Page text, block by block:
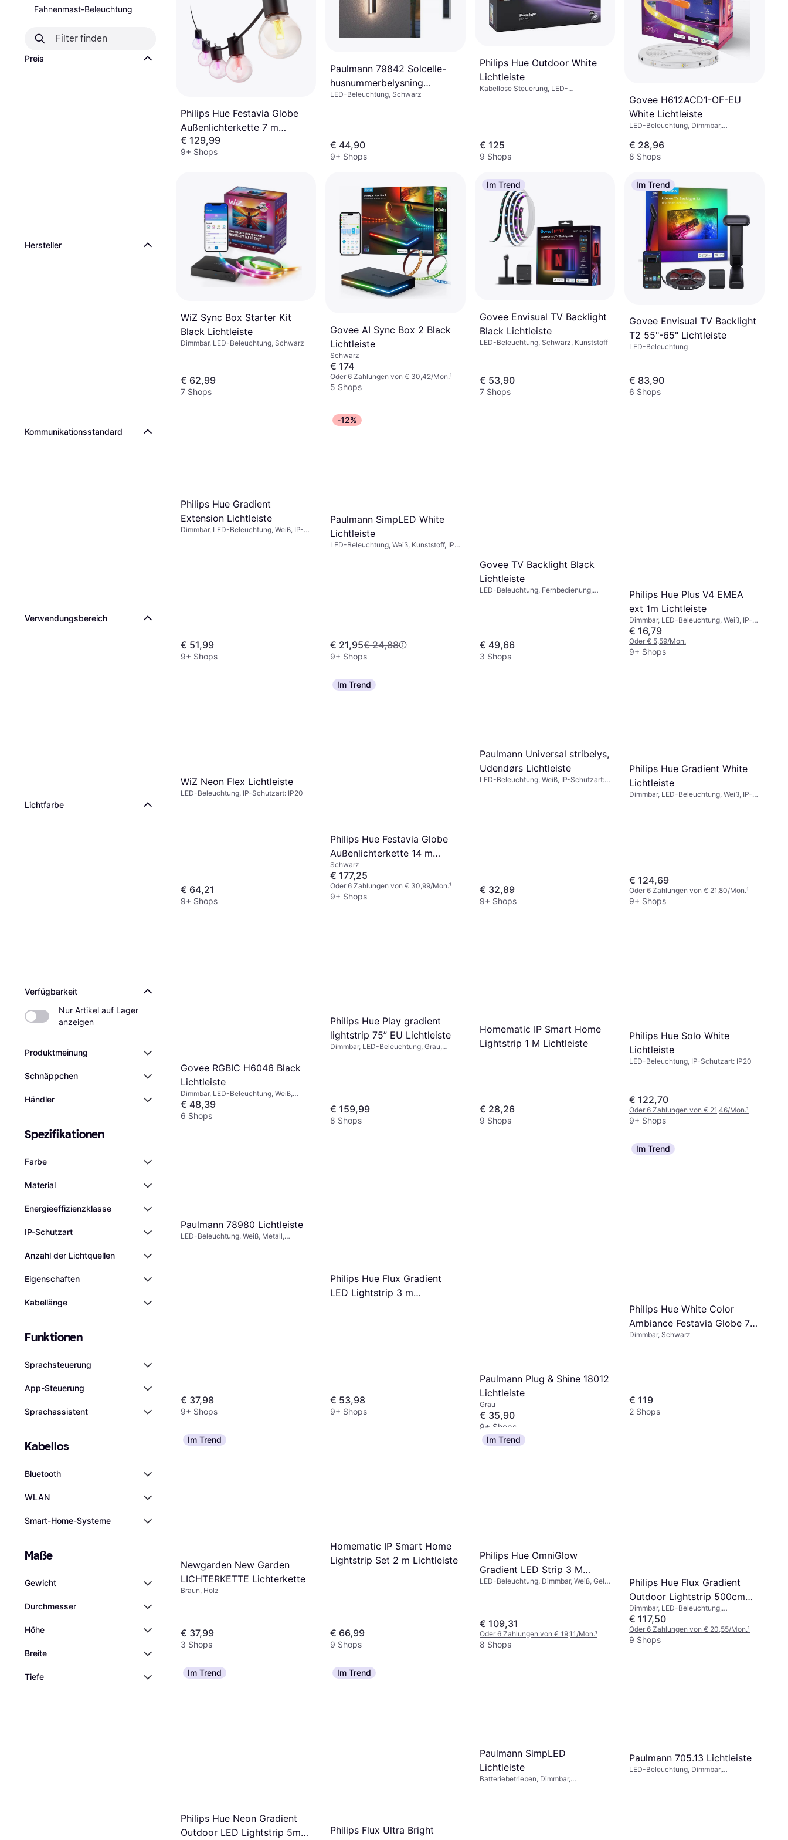
Fahnenmast-Beleuchtung
Preis
Hersteller
Kommunikationsstandard
Verwendungsbereich
Lichtfarbe
Verfügbarkeit
Nur Artikel auf Lager
anzeigen
Produktmeinung
Schnäppchen
Händler
Spezifikationen
Farbe
Material
Energieeffizienzklasse
IP-Schutzart
Anzahl der Lichtquellen
Eigenschaften
Kabellänge
Funktionen
Sprachsteuerung
App-Steuerung
Sprachassistent
Kabellos
Bluetooth
WLAN
Smart-Home-Systeme
Maße
Gewicht
Durchmesser
Höhe
Breite
Tiefe
Philips Hue Festavia Globe
Außenlichterkette 7 m
Lichterkette
€ 129,99
9+ Shops
Paulmann 79842 Solcelle-
husnummerbelysning
Lichtleiste
LED-Beleuchtung, Schwarz
€ 44,90
9+ Shops
Philips Hue Outdoor White
Lichtleiste
Kabellose Steuerung, LED-
€ 125
9 Shops
Govee H612ACD1-OF-EU
White Lichtleiste
LED-Beleuchtung, Dimmbar,
€ 28,96
8 Shops
WiZ Sync Box Starter Kit
Black Lichtleiste
Dimmbar, LED-Beleuchtung, Schwarz
€ 62,99
7 Shops
Govee AI Sync Box 2 Black
Lichtleiste
Schwarz
€ 174
Oder 6 Zahlungen von € 30,42/Mon.¹
5 Shops
Im Trend
Govee Envisual TV Backlight
Black Lichtleiste
LED-Beleuchtung, Schwarz, Kunststoff
€ 53,90
7 Shops
Im Trend
Govee Envisual TV Backlight
T2 55"-65" Lichtleiste
LED-Beleuchtung
€ 83,90
6 Shops
Philips Hue Gradient
Extension Lichtleiste
Dimmbar, LED-Beleuchtung, Weiß, IP-
€ 51,99
9+ Shops
-12%
Paulmann SimpLED White
Lichtleiste
LED-Beleuchtung, Weiß, Kunststoff, IP-
€ 21,95€ 24,88
9+ Shops
Govee TV Backlight Black
Lichtleiste
LED-Beleuchtung, Fernbedienung,
€ 49,66
3 Shops
Philips Hue Plus V4 EMEA
ext 1m Lichtleiste
Dimmbar, LED-Beleuchtung, Weiß, IP-
Schutzart: IP20
€ 16,79
Oder € 5,59/Mon.
9+ Shops
WiZ Neon Flex Lichtleiste
LED-Beleuchtung, IP-Schutzart: IP20
€ 64,21
9+ Shops
Im Trend
Philips Hue Festavia Globe
Außenlichterkette 14 m
Schwarz Lichterkette
Schwarz
€ 177,25
Oder 6 Zahlungen von € 30,99/Mon.¹
9+ Shops
Paulmann Universal stribelys,
Udendørs Lichtleiste
LED-Beleuchtung, Weiß, IP-Schutzart:
€ 32,89
9+ Shops
Philips Hue Gradient White
Lichtleiste
Dimmbar, LED-Beleuchtung, Weiß, IP-
€ 124,69
Oder 6 Zahlungen von € 21,80/Mon.¹
9+ Shops
Govee RGBIC H6046 Black
Lichtleiste
Dimmbar, LED-Beleuchtung, Weiß,
Schwarz
€ 48,39
6 Shops
Philips Hue Play gradient
lightstrip 75” EU Lichtleiste
Dimmbar, LED-Beleuchtung, Grau,
€ 159,99
8 Shops
Homematic IP Smart Home
Lightstrip 1 M Lichtleiste
€ 28,26
9 Shops
Philips Hue Solo White
Lichtleiste
LED-Beleuchtung, IP-Schutzart: IP20
€ 122,70
Oder 6 Zahlungen von € 21,46/Mon.¹
9+ Shops
Paulmann 78980 Lichtleiste
LED-Beleuchtung, Weiß, Metall,
€ 37,98
9+ Shops
Philips Hue Flux Gradient
LED Lightstrip 3 m
€ 53,98
9+ Shops
Paulmann Plug & Shine 18012
Lichtleiste
Grau
€ 35,90
9+ Shops
Im Trend
Philips Hue White Color
Ambiance Festavia Globe 7m
Lichterkette
Dimmbar, Schwarz
€ 119
2 Shops
Im Trend
Newgarden New Garden
LICHTERKETTE Lichterkette
Braun, Holz
€ 37,99
3 Shops
Homematic IP Smart Home
Lightstrip Set 2 m Lichtleiste
€ 66,99
9 Shops
Im Trend
Philips Hue OmniGlow
Gradient LED Strip 3 M
Lichtleiste
LED-Beleuchtung, Dimmbar, Weiß, Gelb,
€ 109,31
Oder 6 Zahlungen von € 19,11/Mon.¹
8 Shops
Philips Hue Flux Gradient
Outdoor Lightstrip 500cm
Lichtleiste
Dimmbar, LED-Beleuchtung,
Transparent, Mehrfarbig, Weiß,
Kunststoff, IP-Schutzart: IP67
€ 117,50
Oder 6 Zahlungen von € 20,55/Mon.¹
9 Shops
Im Trend
Philips Hue Neon Gradient
Outdoor LED Lightstrip 5m
Im Trend
Philips Flux Ultra Bright
Paulmann SimpLED
Lichtleiste
Batteriebetrieben, Dimmbar,
Paulmann 705.13 Lichtleiste
LED-Beleuchtung, Dimmbar,